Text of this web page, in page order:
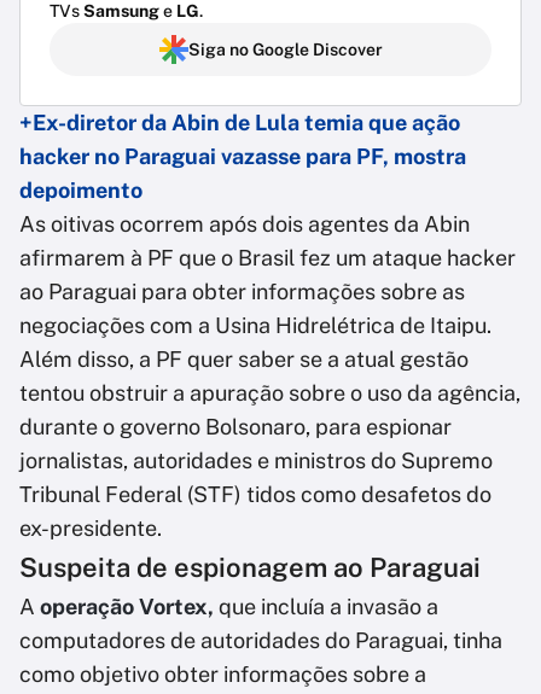
TVsSamsunge LG.
Siga no Google Discover
+Ex-diretor da Abin de Lula temia que ação
hacker no Paraguai vazasse para PF, mostra
depoimento
As oitivas ocorrem após dois agentes da Abin
afirmarem à PF que o Brasil fez um ataque hacker
ao Paraguai para obter informações sobre as
negociações com a Usina Hidrelétrica de Itaipu.
Além disso, a PF quer saber se a atual gestão
tentou obstruir a apuração sobre o uso da agência,
durante o governo Bolsonaro, para espionar
jornalistas, autoridades e ministros do Supremo
Tribunal Federal (STF) tidos como desafetos do
ex-presidente.
Suspeita de espionagem ao Paraguai
A operação Vortex, que incluía a invasão a
computadores de autoridades do Paraguai, tinha
como objetivo obter informações sobre a